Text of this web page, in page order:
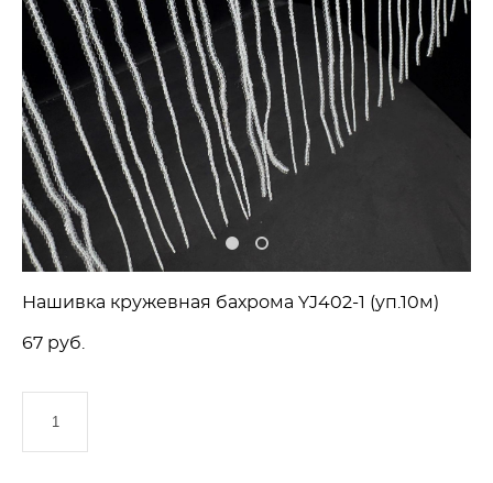
Нашивка кружевная бахрома YJ402-1 (уп.10м)
67 pуб.